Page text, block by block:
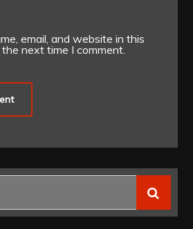
email, and website in this
next time I comment.